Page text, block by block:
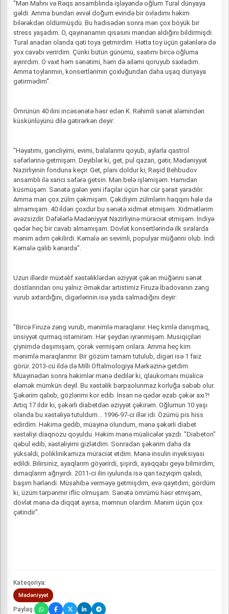
"Mən Mahnı və Rəqs ansamblında işləyəndə oğlum Tural dünyaya
gəldi. Amma bundan əvvəl doğum evində bir övladımı həkim
bilərəkdən öldürmüşdü. Bu hadisədən sonra mən çox böyük bir
stress yaşadım. O, qayınanamın qisasını məndən aldığını bildirmişdi.
Tural anadan olanda qəti toya getmirdim. Hətta toy üçün gələnlərə də
yox cavabı verirdim. Çünki bütün günümü, saatımı bircə oğluma
ayırırdım. O vaxt həm sənətimi, həm də ailəmi qoruyub saxladım.
Amma toylarımın, konsertlərimin çoxluğundan daha uşaq dünyaya
gətirmədim".
Ömrünün 40 ilini incəsənətə həsr edən K. Rəhimli sənət aləmindən
küskünlüyünü dilə gətirərkən deyir:
"Həyatımı, gəncliyimi, evimi, balalarımı qoyub, aylarla qastrol
səfərlərinə getmişəm. Deyiblər ki, get, pul qazan, gətir, Mədəniyyət
Nazirliyinin fonduna keçir. Get, planı doldur ki, Rəşid Behbudov
ansamblı ilə xarici səfərə getsin. Mən belə işləmişəm. Hamıdan
küsmüşəm. Sənətə gələn yeni ifaçılar üçün hər cür şərait yaradılır.
Amma mən çox zülm çəkmişəm. Çəkdiyim zülmlərin haqqını hələ də
almamışam. 40 ildən çoxdur bu sənətə xidmət etmişəm. Xidmətlərim
əvəzsizdir. Dəfələrlə Mədəniyyət Nazirliyinə müraciət etmişəm. İndiyə
qədər heç bir cavab almamışam. Dövlət konsertlərində ilk sıralarda
mənim adım çəkilirdi. Kəmalə ən sevimli, populyar müğənni olub. İndi
Kəmalə qalıb kənarda".
Uzun illərdir müxtəlif xəstəliklərdən əziyyət çəkən müğənni sənət
dostlarından onu yalnız Əməkdar artistimiz Firuzə İbadovanın zəng
vurub axtardığını, digərlərinin isə yada salmadığını deyir:
"Bircə Firuzə zəng vurub, mənimlə maraqlanır. Heç kimlə danışmaq,
ünsiyyət qurmaq istəmirəm. Hər şeydən iyrənmişəm. Musiqiçiləri
çiynimdə daşımışam, çörək vermişəm onlara. Amma heç kim
mənimlə maraqlanmır. Bir gözüm tamam tutulub, digəri isə 1 faiz
görür. 2013-cü ildə də Milli Oftalmologiya Mərkəzinə getdim.
Müayinədən sonra həkimlər mənə dedilər ki, qlaukomanı müalicə
eləmək mümkün deyil. Bu xəstəlik bərpaolunmaz korluğa səbəb olur.
Şəkərim qalxıb, gözlərimi kor edib. İnsan nə qədər əzab çəkər axı?!
Artıq 17 ildir ki, şəkərli diabetdən əziyyət çəkirəm. Oğlumun 10 yaşı
olanda bu xəstəliyə tutuldum... 1996-97-ci illər idi. Özümü pis hiss
edirdim. Həkimə gedib, müayinə olundum, mənə şəkərli diabet
xəstəliyi diaqnozu qoyuldu. Həkim mənə müalicələr yazdı. "Diabeton"
qəbul edib, xəstəliyimi gizlətdim. Sonradan şəkərim daha da
yüksəldi, poliklinikamıza müraciət etdim. Mənə insulin inyeksiyası
edildi. Bilirsiniz, ayaqlarım göyərirdi, şişirdi, ayaqqabı geyə bilmirdim,
dırnaqlarım ağrıyırdı. 2011-ci ilin iyulunda isə qan təzyiqim qalxdı,
başım hərləndi. Müsahibə verməyə getmişdim, evə qayıtdım, gördüm
ki, üzüm tərpənmir iflic olmuşam. Sənətə ömrümü həsr etmişəm,
dövlət mənə də diqqət ayırsa, məmnun olardım. Mənim üçün çox
çətindir".
Kateqoriya:
Mədəniyyət
Paylaş: